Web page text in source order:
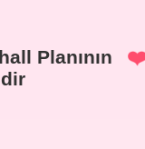
Planının